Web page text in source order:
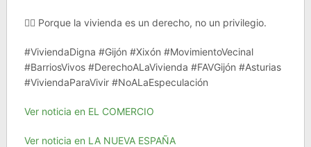
✊🏽 Porque la vivienda es un derecho, no un privilegio.
#ViviendaDigna #Gijón #Xixón #MovimientoVecinal
#BarriosVivos #DerechoALaVivienda #FAVGijón #Asturias
#ViviendaParaVivir #NoALaEspeculación
Ver noticia en EL COMERCIO
Ver noticia en LA NUEVA ESPAÑA